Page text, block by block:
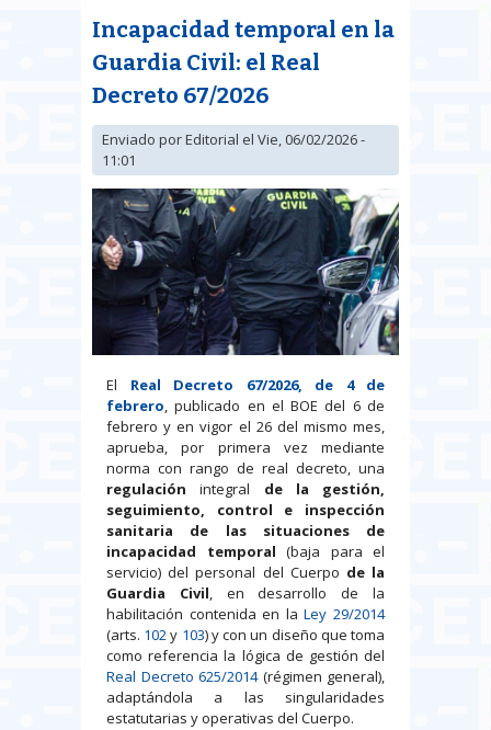
Incapacidad temporal en la
Guardia Civil: el Real
Decreto 67/2026
Enviado porEditorial el Vie, 06/02/2026 -
11:01
El Real Decreto 67/2026, de 4 de
febrero, publicado en el BOE del 6 de
febrero y en vigor el 26 del mismo mes,
aprueba, por primera vez mediante
norma con rango de real decreto, una
regulación integral de la gestión,
seguimiento, control e inspección
sanitaria de las situaciones de
incapacidad temporal (baja para el
servicio) del personal del Cuerpo de la
Guardia Civil, en desarrollo de la
habilitación contenida en laLey 29/2014
(arts. 102y 103) y con un diseño que toma
como referencia la lógica de gestión del
Real Decreto 625/2014(régimen general),
adaptándola a las singularidades
estatutarias y operativas del Cuerpo.